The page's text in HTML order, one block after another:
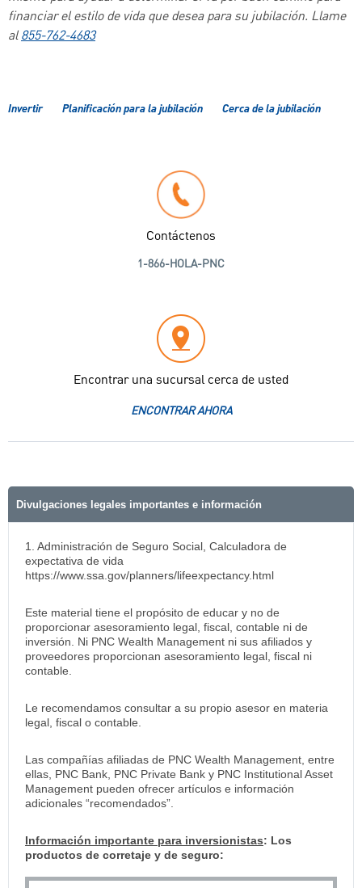
financiar el estilo de vida que desea para su jubilación. Llame
al855-762-4683
Invertir Planificación para la jubilación Cerca de la jubilación
Contáctenos
1-866-HOLA-PNC
Encontrar una sucursal cerca de usted
ENCONTRAR AHORA
Divulgaciones legales importantes e información
1. Administración de Seguro Social, Calculadora de
expectativa de vida
https://www.ssa.gov/planners/lifeexpectancy.html
Este material tiene el propósito de educar y no de
proporcionar asesoramiento legal, fiscal, contable ni de
inversión. Ni PNC Wealth Management ni sus afiliados y
proveedores proporcionan asesoramiento legal, fiscal ni
contable.
Le recomendamos consultar a su propio asesor en materia
legal, fiscal o contable.
Las compañías afiliadas de PNC Wealth Management, entre
ellas, PNC Bank, PNC Private Bank y PNC Institutional Asset
Management pueden ofrecer artículos e información
adicionales “recomendados”.
Información importante para inversionistas: Los
productos de corretaje y de seguro: